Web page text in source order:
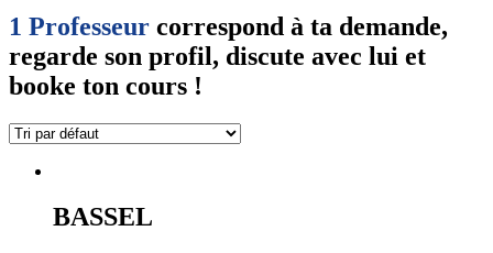
1 Professeur correspond à ta demande,
regarde son profil, discute avec lui et
booke ton cours !
BASSEL